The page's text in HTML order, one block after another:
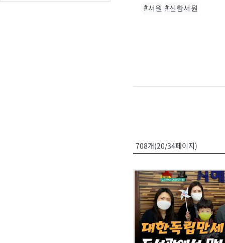
#서원 #신항서원
708개(20/34페이지)